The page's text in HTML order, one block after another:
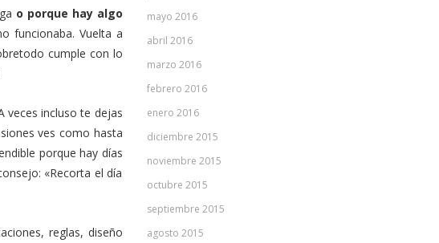
o porque hay algo
funcionaba. Vuelta a
cumple con lo
veces incluso te dejas
ves como hasta
porque hay días
«Recorta el día
reglas, diseño
mayo 2016
abril 2016
marzo 2016
febrero 2016
enero 2016
diciembre 2015
noviembre 2015
octubre 2015
septiembre 2015
agosto 2015